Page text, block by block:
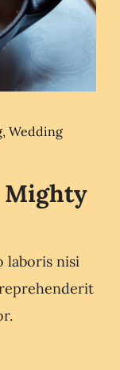
, Wedding
Mighty
laboris nisi